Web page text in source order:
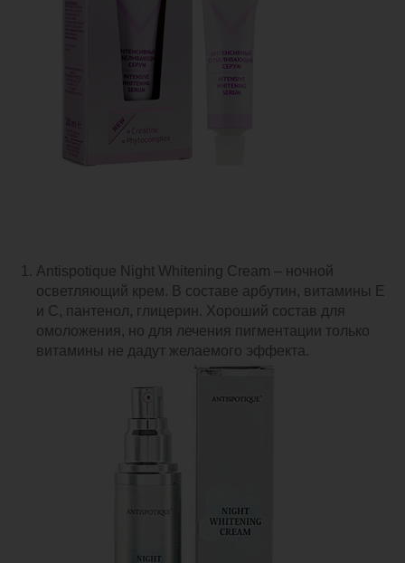
Antispotique Night Whitening Cream – ночной
осветляющий крем. В составе арбутин, витамины Е
и С, пантенол, глицерин. Хороший состав для
омоложения, но для лечения пигментации только
витамины не дадут желаемого эффекта.